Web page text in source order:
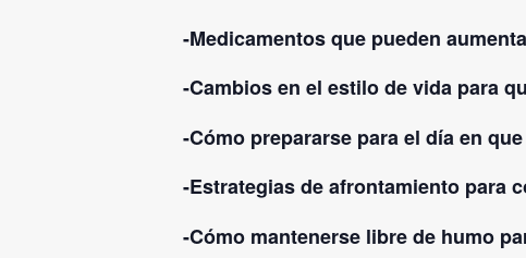
-Medicamentos que pueden
-Cambios en el estilo de vida para
-Cómo prepararse para el día en
-Estrategias de afrontamiento para
-Cómo mantenerse libre de humo